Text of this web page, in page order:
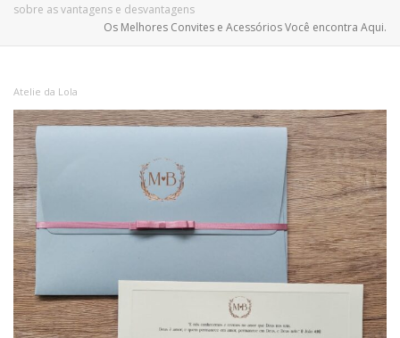
sobre as vantagens e desvantagens
Os Melhores Convites e Acessórios Você encontra Aqui.
Atelie da Lola